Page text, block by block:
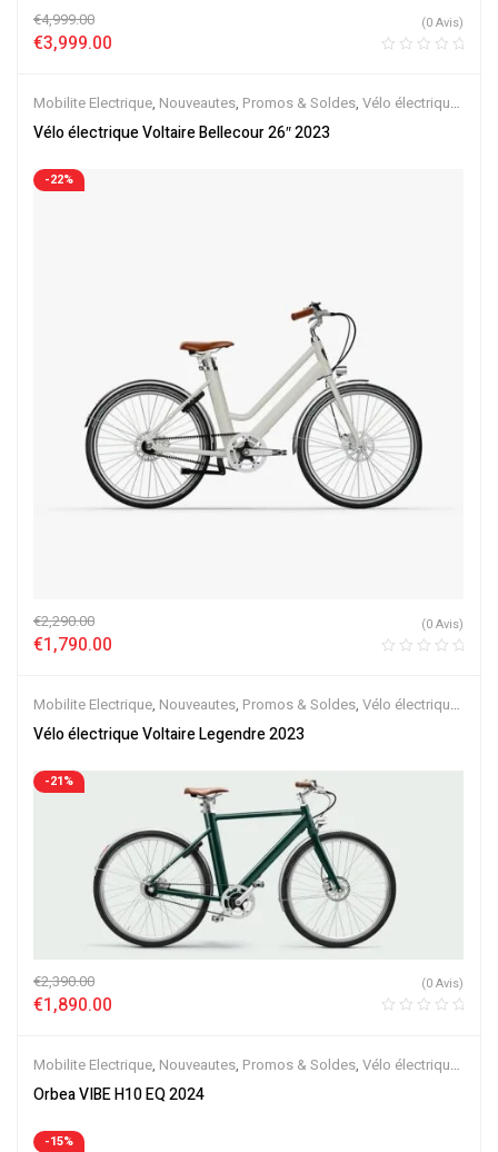
€4,999.00
€3,999.00
(0 Avis)
Mobilite Electrique, Nouveautes, Promos & Soldes, Vélo électrique
ville,Velos Electriques
Vélo électrique Voltaire Bellecour 26″ 2023
-22%
€2,290.00
€1,790.00
(0 Avis)
Mobilite Electrique, Nouveautes, Promos & Soldes, Vélo électrique
ville,Velos Electriques
Vélo électrique Voltaire Legendre 2023
-21%
€2,390.00
€1,890.00
(0 Avis)
Mobilite Electrique, Nouveautes, Promos & Soldes, Vélo électrique
ville,Velos Electriques,VTC Electrique
Orbea VIBE H10 EQ 2024
-15%